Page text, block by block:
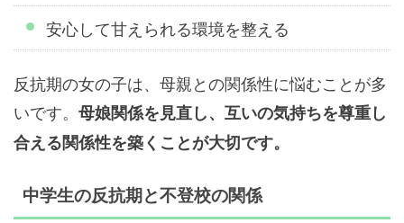
安心して甘えられる環境を整える
反抗期の女の子は、母親との関係性に悩むことが多
いです。 母娘関係を見直し、互いの気持ちを尊重し
合える関係性を築くことが大切です。
中学生の反抗期と不登校の関係